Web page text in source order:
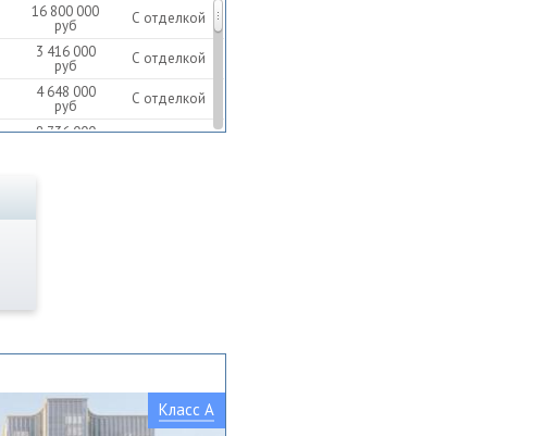
16 800 000
руб С отделкой
3 416 000
руб С отделкой
4 648 000
руб С отделкой
8 736 000 С отделкой
Класс A